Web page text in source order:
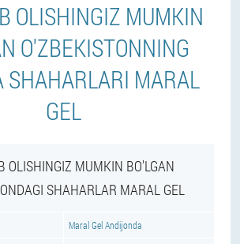
OLISHINGIZ MUMKIN
O'ZBEKISTONNING
SHAHARLARI MARAL
GEL
OLISHINGIZ MUMKIN BO'LGAN
SHAHARLAR MARAL GEL
Maral Gel Andijonda